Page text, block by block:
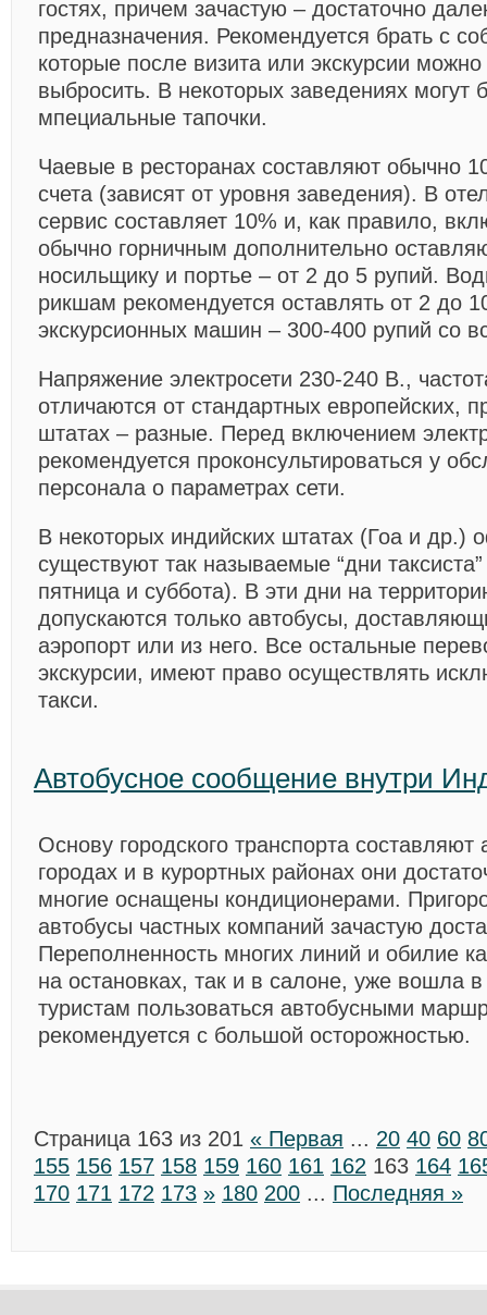
гостях, причем зачастую – достаточно
предназначения. Рекомендуется брать с
которые после визита или экскурсии
выбросить. В некоторых заведениях могут
мпециальные тапочки.
Чаевые в ресторанах составляют обычно
счета (зависят от уровня заведения). В
сервис составляет 10% и, как правило,
обычно горничным дополнительно
носильщику и портье – от 2 до 5 рупий.
рикшам рекомендуется оставлять от 2 до
экскурсионных машин – 300-400 рупий со
Напряжение электросети 230-240 В.,
отличаются от стандартных европейских,
штатах – разные. Перед включением
рекомендуется проконсультироваться у
персонала о параметрах сети.
В некоторых индийских штатах (Гоа и др.)
существуют так называемые “дни
пятница и суббота). В эти дни на
допускаются только автобусы,
аэропорт или из него. Все остальные
экскурсии, имеют право осуществлять
такси.
Автобусное сообщение внутри
Основу городского транспорта
городах и в курортных районах они
многие оснащены кондиционерами.
автобусы частных компаний зачастую
Переполненность многих линий и обилие
на остановках, так и в салоне, уже вошла в
туристам пользоваться автобусными
рекомендуется с большой осторожностью.
Страница 163 из 201 « Первая ... 20 40 60
155 156 157 158 159 160 161 162 163 164
170 171 172 173 » 180 200 ... Последняя »